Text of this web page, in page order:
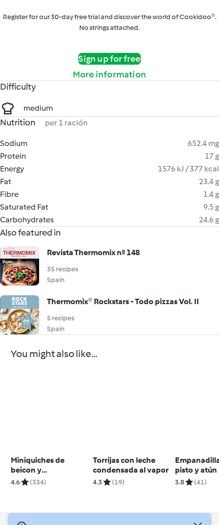
Register for our 30-day free trial and discover the world of Cookidoo®.
No strings attached.
Sign up for free
More information
Difficulty
medium
Nutrition per 1 ración
Sodium
652.4 mg
Protein
17 g
Energy
1576 kJ / 377 kcal
Fat
23.4 g
Fibre
1.4 g
Saturated Fat
9.5 g
Carbohydrates
24.6 g
Also featured in
Revista Thermomix nº 148
35 recipes
Spain
Thermomix® Rockstars - Todo pizzas Vol. II
5 recipes
Spain
You might also like...
Miniquiches de
beicon y
champiñones
4.6 (334)
Torrijas con leche
condensada al vapor
4.3 (19)
pisto y atún
3.8 (41)